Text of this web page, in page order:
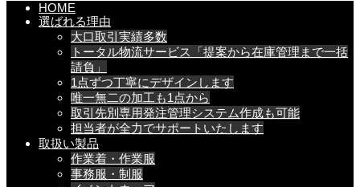
HOME
選ばれる理由
大口取引実績多数
トータル物流サービス「提案から在庫管理まで一括
請負」
1点ずつ丁寧にデザインします
唯一無二の加工も1点から
取引先別専用発注管理システム作成も可能
担当者が全力でサポートいたします
取扱い製品
作業着・作業服
事務服・制服